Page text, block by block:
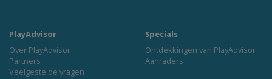
PlayAdvisor
Over PlayAdvisor
Partners
Veelgestelde vragen
Specials
Ontdekkingen van PlayAdvisor
Aanraders